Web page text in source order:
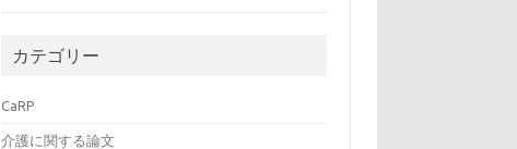
カテゴリー
CaRP
介護に関する論文